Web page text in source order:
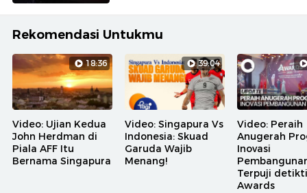
Rekomendasi Untukmu
18:36
Video: Ujian Kedua
John Herdman di
Piala AFF Itu
Bernama Singapura
39:04
Video: Singapura Vs
Indonesia: Skuad
Garuda Wajib
Menang!
Video: Peraih
Anugerah
Inovasi
Terpuji
Awards